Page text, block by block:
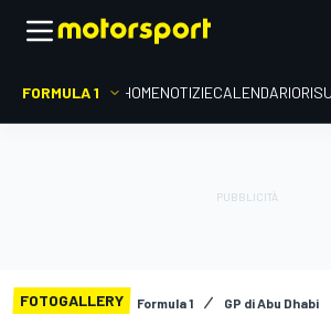
FORMULA 1 HOMENOTIZIECALENDARIO
FOTOGALLERY Formula 1 GP di Abu Dhabi